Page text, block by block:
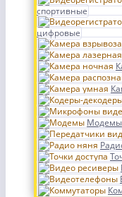
спортивные
цифровые
Модемы